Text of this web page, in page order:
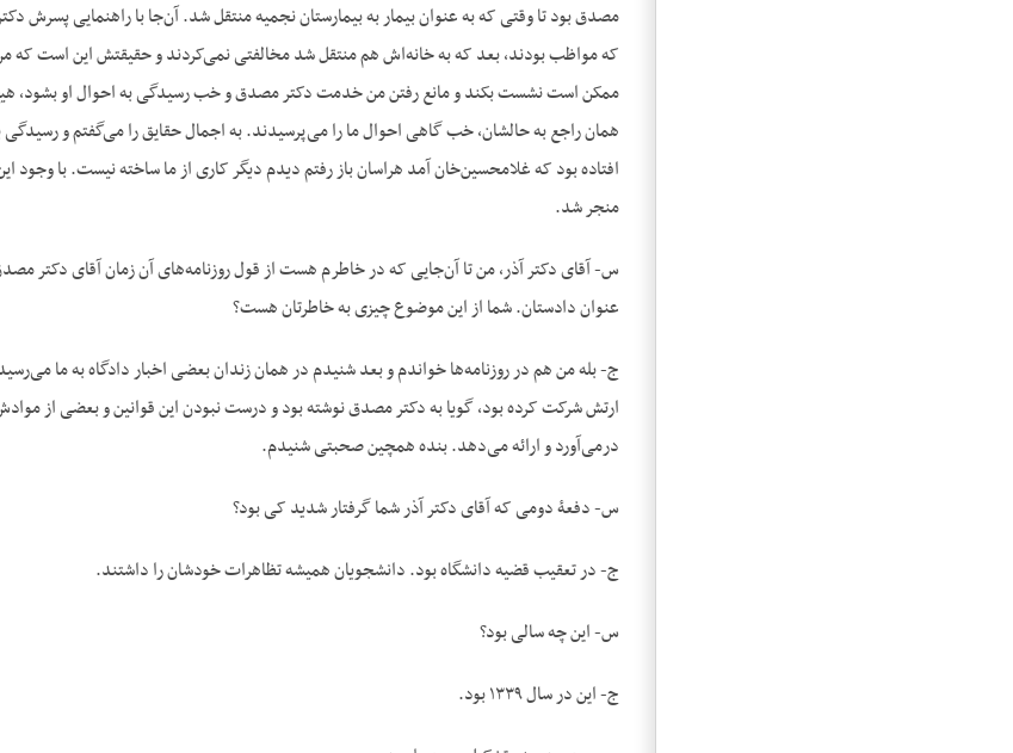
مصدق بود تا وقتی که به عنوان بیمار به بیمارستان نجمیه منتقل شد. آن‌جا با راهنمایی پسرش
که مواظب بودند، بعد که به خانه‌اش هم منتقل شد مخالفتی نمی‌کردند و حقیقتش این است
ممکن است نشست بکند و مانع رفتن من خدمت دکتر مصدق و خب رسیدگی به احوال او بشود،
همان راجع به حالشان، خب گاهی احوال ما را می‌پرسیدند. به اجمال حقایق را می‌گفتم و
افتاده بود که غلامحسین‌خان آمد هراسان باز رفتم دیدم دیگر کاری از ما ساخته نیست. با وجود
منجر شد.
س- آقای دکتر آذر، من تا آن‌جایی که در خاطرم هست از قول روزنامه‌های آن زمان آقای دکتر
عنوان دادستان. شما از این موضوع چیزی به خاطرتان هست؟
ج- بله من هم در روزنامه‌ها خواندم و بعد شنیدم در همان زندان بعضی اخبار دادگاه به ما
ارتش شرکت کرده بود، گویا به دکتر مصدق نوشته بود و درست نبودن این قوانین و بعضی از
درمی‌آورد و ارائه می‌دهد. بنده همچین صحبتی شنیدم.
س- دفعۀ دومی که آقای دکتر آذر شما گرفتار شدید کی بود؟
ج- در تعقیب قضیه دانشگاه بود. دانشجویان همیشه تظاهرات خودشان را داشتند.
س- این چه سالی بود؟
ج- این در سال ۱۳۳۹ بود.